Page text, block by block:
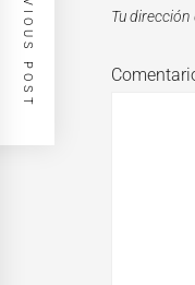
PREVIOUS POST Tu